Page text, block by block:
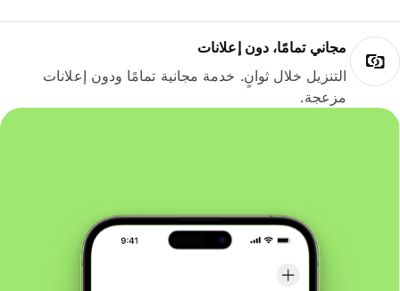
مجاني تمامًا، دون إعلانات
التنزيل خلال ثوانٍ. خدمة مجانية تمامًا ودون إعلانات
مزعجة.